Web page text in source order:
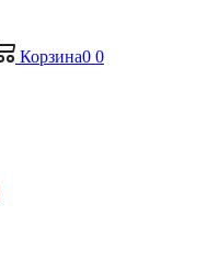
Корзина0 0